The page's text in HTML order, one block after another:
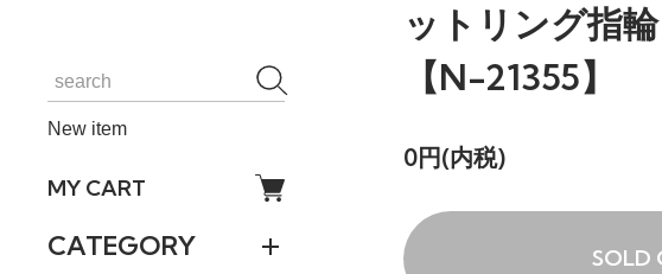
New item
MY CART
CATEGORY
ットリング指輪
【N-21355】
0円(内税)
SOLD